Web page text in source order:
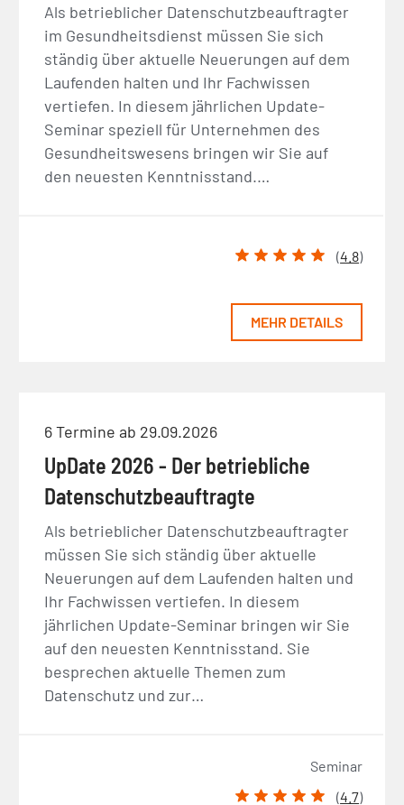
Als betrieblicher Datenschutzbeauftragter
im Gesundheitsdienst müssen Sie sich
ständig über aktuelle Neuerungen auf dem
Laufenden halten und Ihr Fachwissen
vertiefen. In diesem jährlichen Update-
Seminar speziell für Unternehmen des
Gesundheitswesens bringen wir Sie auf
den neuesten Kenntnisstand.…
(4.8)
MEHR DETAILS
6 Termine ab 29.09.2026
UpDate 2026 - Der betriebliche
Datenschutzbeauftragte
Als betrieblicher Datenschutzbeauftragter
müssen Sie sich ständig über aktuelle
Neuerungen auf dem Laufenden halten und
Ihr Fachwissen vertiefen. In diesem
jährlichen Update-Seminar bringen wir Sie
auf den neuesten Kenntnisstand. Sie
besprechen aktuelle Themen zum
Datenschutz und zur…
Seminar
(4.7)